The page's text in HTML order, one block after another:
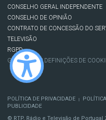
CONSELHO GERAL INDEPENDENTE
CONSELHO DE OPINIÃO
CONTRATO DE CONCESSÃO DO
TELEVISÃO
RGPD
GESTÃO DAS DEFINIÇÕES DE
POLÍTICA DE PRIVACIDADE |
PUBLICIDADE
© RTP, Rádio e Televisão de Portugal